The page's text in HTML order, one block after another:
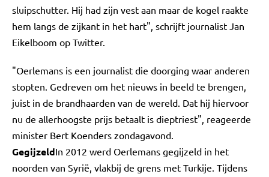
sluipschutter. Hij had zijn vest aan maar de kogel raakte
hem langs de zijkant in het hart", schrijft journalist Jan
Eikelboom op Twitter.
"Oerlemans is een journalist die doorging waar anderen
stopten. Gedreven om het nieuws in beeld te brengen,
juist in de brandhaarden van de wereld. Dat hij hiervoor
nu de allerhoogste prijs betaalt is dieptriest", reageerde
minister Bert Koenders zondagavond.
GegijzeldIn 2012 werd Oerlemans gegijzeld in het
noorden van Syrië, vlakbij de grens met Turkije. Tijdens